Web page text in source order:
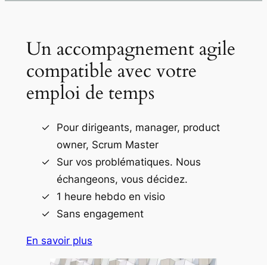
Un accompagnement agile
compatible avec votre
emploi de temps
Pour dirigeants, manager, product
owner, Scrum Master
Sur vos problématiques. Nous
échangeons, vous décidez.
1 heure hebdo en visio
Sans engagement
En savoir plus